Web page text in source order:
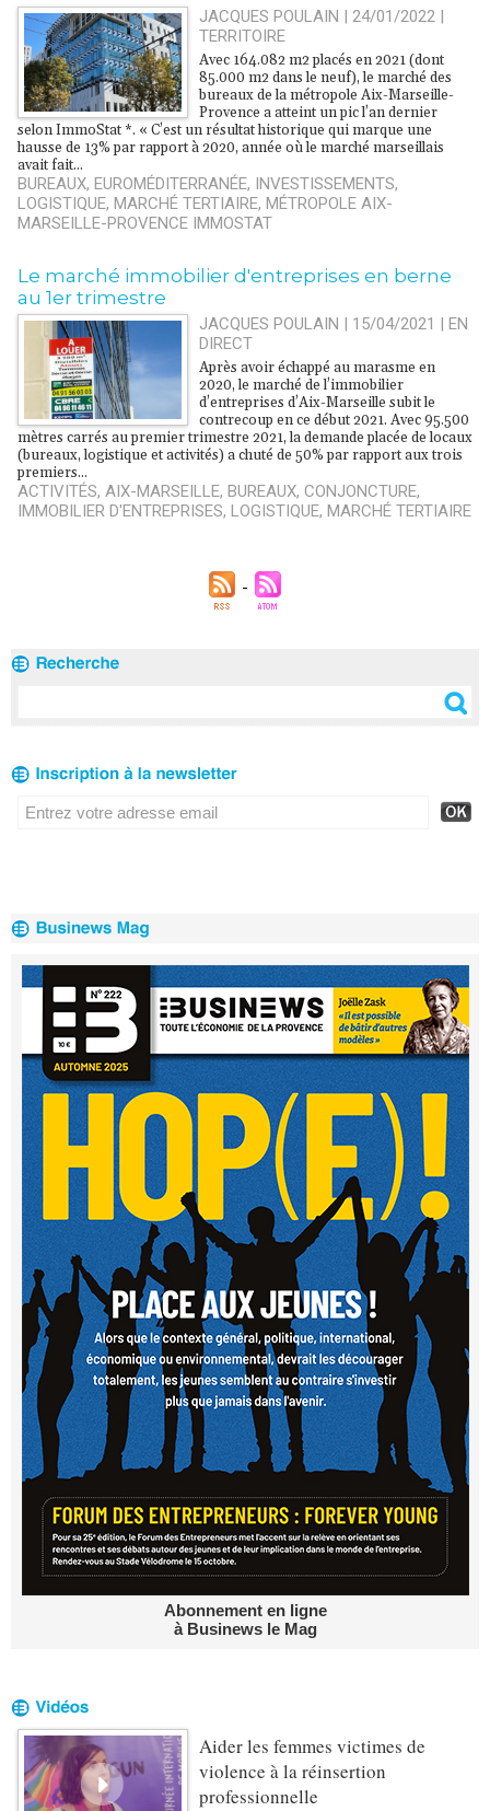
JACQUES POULAIN | 24/01/2022 |
TERRITOIRE
Avec 164.082 m2 placés en 2021 (dont
85.000 m2 dans le neuf), le marché des
bureaux de la métropole Aix-Marseille-
Provence a atteint un pic l’an dernier
selon ImmoStat *. « C’est un résultat historique qui marque une
hausse de 13% par rapport à 2020, année où le marché marseillais
avait fait...
BUREAUX, EUROMÉDITERRANÉE, INVESTISSEMENTS,
LOGISTIQUE, MARCHÉ TERTIAIRE, MÉTROPOLE AIX-
MARSEILLE-PROVENCE IMMOSTAT
Le marché immobilier d'entreprises en berne
au 1er trimestre
JACQUES POULAIN | 15/04/2021 |EN
DIRECT
Après avoir échappé au marasme en
2020, le marché de l’immobilier
d’entreprises d’Aix-Marseille subit le
contrecoup en ce début 2021. Avec 95.500
mètres carrés au premier trimestre 2021, la demande placée de locaux
(bureaux, logistique et activités) a chuté de 50% par rapport aux trois
premiers...
ACTIVITÉS, AIX-MARSEILLE, BUREAUX, CONJONCTURE,
IMMOBILIER D'ENTREPRISES, LOGISTIQUE, MARCHÉ TERTIAIRE
Abonnement en ligne
à Businews le Mag
Aider les femmes victimes de
violence à la réinsertion
professionnelle